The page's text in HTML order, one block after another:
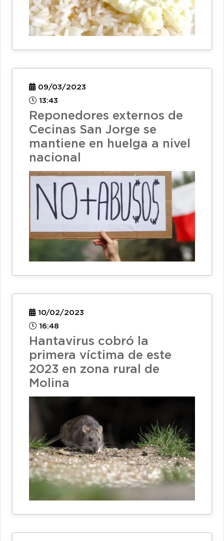
09/03/2023
13:43
Reponedores externos de
Cecinas San Jorge se
mantiene en huelga a nivel
nacional
10/02/2023
16:48
Hantavirus cobró la
primera víctima de este
2023 en zona rural de
Molina